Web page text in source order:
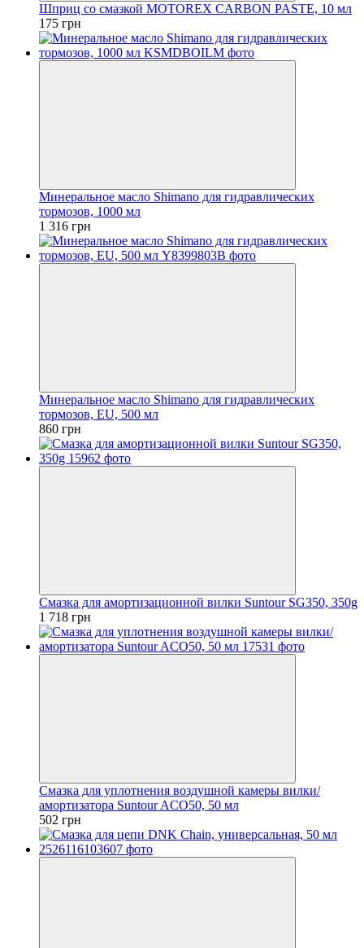
Шприц со смазкой MOTOREX CARBON PASTE, 10 мл
175 грн
Минеральное масло Shimano для гидравлических
тормозов, 1000 мл
1 316 грн
Минеральное масло Shimano для гидравлических
тормозов, EU, 500 мл
860 грн
Смазка для амортизационной вилки Suntour SG350, 350g
1 718 грн
Смазка для уплотнения воздушной камеры вилки/
амортизатора Suntour ACO50, 50 мл
502 грн